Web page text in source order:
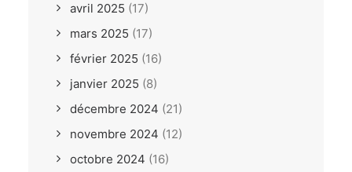
avril 2025 (17)
mars 2025 (17)
février 2025 (16)
janvier 2025 (8)
décembre 2024 (21)
novembre 2024 (12)
octobre 2024 (16)